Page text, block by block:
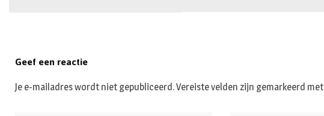
Geef een reactie
Je e-mailadres wordt niet gepubliceerd.Vereiste velden zijn gemarkeerd met